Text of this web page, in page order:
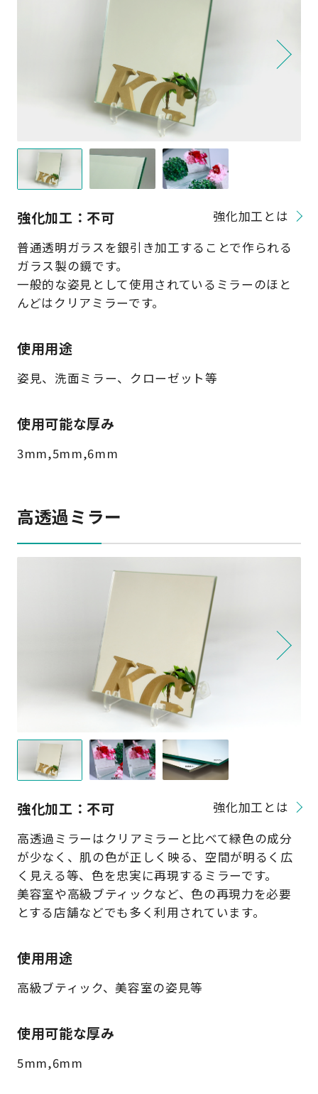
強化加工：不可
強化加工とは
普通透明ガラスを銀引き加工することで作られる
ガラス製の鏡です。
一般的な姿見として使用されているミラーのほと
んどはクリアミラーです。
使用用途
姿見、洗面ミラー、クローゼット等
使用可能な厚み
3mm,5mm,6mm
高透過ミラー
強化加工：不可
強化加工とは
高透過ミラーはクリアミラーと比べて緑色の成分
が少なく、肌の色が正しく映る、空間が明るく広
く見える等、色を忠実に再現するミラーです。
美容室や高級ブティックなど、色の再現力を必要
とする店舗などでも多く利用されています。
使用用途
高級ブティック、美容室の姿見等
使用可能な厚み
5mm,6mm